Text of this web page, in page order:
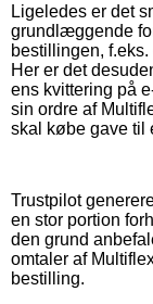
Ligeledes er det
grundlæggende
bestillingen,
Her er det
ens kvittering på
sin ordre af
skal købe gave til
Trustpilot
en stor portion
den grund
omtaler af
bestilling.